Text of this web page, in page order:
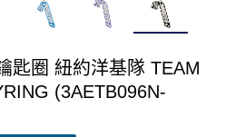
匙圈 紐約洋基隊 TEAM
(3AETB096N-